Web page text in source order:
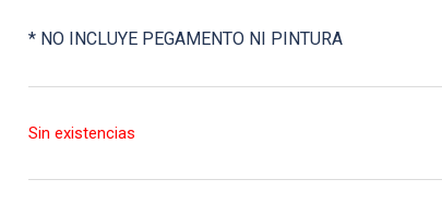
* NO INCLUYE PEGAMENTO NI PINTURA
Sin existencias